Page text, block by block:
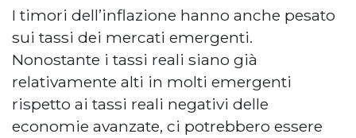
I timori dell’inflazione hanno anche pesato
sui tassi dei mercati emergenti.
Nonostante i tassi reali siano già
relativamente alti in molti emergenti
rispetto ai tassi reali negativi delle
economie avanzate, ci potrebbero essere